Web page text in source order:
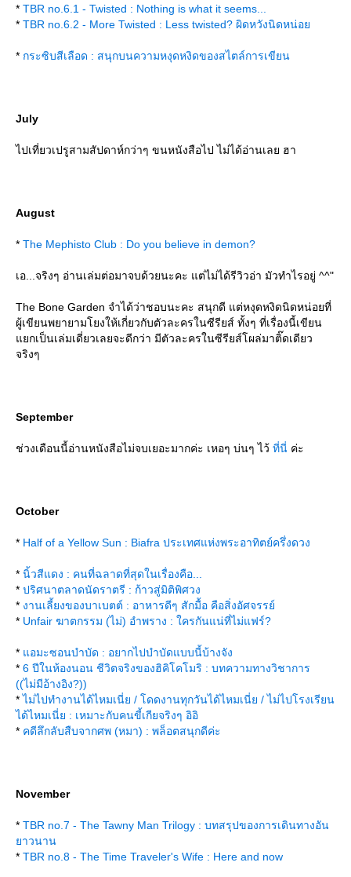
* TBR no.6.1 - Twisted : Nothing is what it seems...
* TBR no.6.2 - More Twisted : Less twisted? ผิดหวังนิดหน่อ
* กระซิบสีเลือด : สนุกบนความหงุดหงิดของสไตล์การเขียน
July
ไปเที่ยวเปรูสามสัปดาห์กว่าๆ ขนหนังสือไป ไม่ได้อ่านเลย ฮา
August
* The Mephisto Club : Do you believe in demon?
เอ...จริงๆ อ่านเล่มต่อมาจบด้วยนะคะ แต่ไม่ได้รีวิวอ่า มัวทำไรอยู่ ^^"
The Bone Garden จำได้ว่าชอบนะคะ สนุกดี แต่หงุดหงิดนิดหน่อยที่
ผู้เขียนพยายามโยงให้เกี่ยวกับตัวละครในซีรียส์ ทั้งๆ ที่เรื่องนี้เขียน
กเป็นเล่มเดี่ยวเลยจะดีกว่า มีตัวละครในซีรียส์โผล่มาติ๊ดเดียว
จริงๆ
September
ช่วงเดือนนี้อ่านหนังสือไม่จบเยอะมากค่ะ เหอๆ บ่นๆ ไว้ ที่นี่ ค่ะ
October
* Half of a Yellow Sun : Biafra ประเทศแห่งพระอาทิตย์ครึ่งดวง
* นิ้วสีแดง : คนที่ฉลาดที่สุดในเรื่องคือ...
* ปริศนาตลาดนัดราตรี : ก้าวสู่มิติพิศวง
* งานเลี้ยงของบาเบตต์ : อาหารดีๆ สักมื้อ คือสิ่งอัศจรรย์
* Unfair ฆาตกรรม (ไม่) อำพราง : ใครกันแน่ที่ไม่แฟร์?
* อมะซอนบำบัด : อยากไปบำบัดแบบนี้บ้างจัง
* 6 ปีในห้องนอน ชีวิตจริงของฮิคิโคโมริ : บทความทางวิชาการ
((ไม่มีอ้างอิง?))
*ไม่ไปทำงานได้ไหมเนี่ย / โดดงานทุกวันได้ไหมเนี่ย / ไม่ไปโรงเรียน
ได้ไหมเนี่ย : เหมาะกับคนขี้เกียจริงๆ อิอิ
* คดีลึกลับสืบจากศพ (หมา) : พล็อตสนุกดีค่ะ
November
* TBR no.7 - The Tawny Man Trilogy : บทสรุปของการเดินทางอัน
าวนาน
* TBR no.8 - The Time Traveler's Wife : Here and now